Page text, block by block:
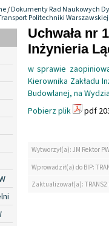
/Dokumenty Rad Naukowych
Politechniki Warszawskiej
Uchwała nr
Inżynieria
w sprawie
Kierownika Zakładu
Budowlanej, na
Pobierz plik
pdf
Wytworzył(a): JM Rektor
Wprowadził(a) do BIP:
Zaktualizował(a): TRANS2